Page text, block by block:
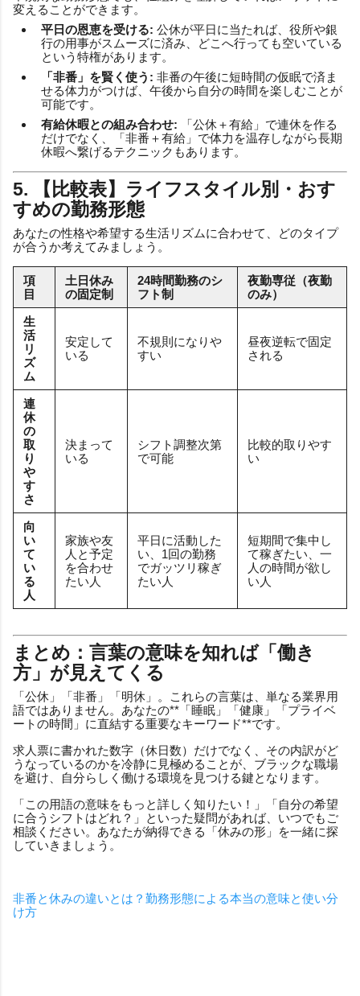
変えることができます。
平日の恩恵を受ける: 公休が平日に当たれば、役所や銀
行の用事がスムーズに済み、どこへ行っても空いている
という特権があります。
「非番」を賢く使う: 非番の午後に短時間の仮眠で済ま
せる体力がつけば、午後から自分の時間を楽しむことが
可能です。
有給休暇との組み合わせ: 「公休＋有給」で連休を作る
だけでなく、「非番＋有給」で体力を温存しながら長期
休暇へ繋げるテクニックもあります。
5. 【比較表】ライフスタイル別・おす
すめの勤務形態
あなたの性格や希望する生活リズムに合わせて、どのタイプ
が合うか考えてみましょう。
項
目
土日休み
の固定制
24時間勤務のシ
フト制
夜勤専従（夜勤
のみ）
生
活
リ
ズ
ム
安定して
いる
不規則になりや
すい
昼夜逆転で固定
される
連
休
の
取
り
や
す
さ
決まって
いる
シフト調整次第
で可能
比較的取りやす
い
向
い
て
い
る
人
家族や友
人と予定
を合わせ
たい人
平日に活動した
い、1回の勤務
でガッツリ稼ぎ
たい人
短期間で集中し
て稼ぎたい、一
人の時間が欲し
い人
まとめ：言葉の意味を知れば「働き
方」が見えてくる
「公休」「非番」「明休」。これらの言葉は、単なる業界用
語ではありません。あなたの**「睡眠」「健康」「プライベ
ートの時間」に直結する重要なキーワード**です。
求人票に書かれた数字（休日数）だけでなく、その内訳がど
うなっているのかを冷静に見極めることが、ブラックな職場
を避け、自分らしく働ける環境を見つける鍵となります。
「この用語の意味をもっと詳しく知りたい！」「自分の希望
に合うシフトはどれ？」といった疑問があれば、いつでもご
相談ください。あなたが納得できる「休みの形」を一緒に探
していきましょう。
非番と休みの違いとは？勤務形態による本当の意味と使い分
け方